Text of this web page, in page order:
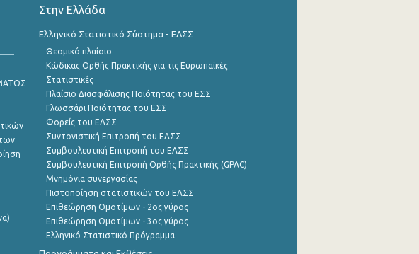
Στην Ελλάδα
Ελληνικό Στατιστικό Σύστημα - ΕΛΣΣ
Θεσμικό πλαίσιο
Κώδικας Ορθής Πρακτικής για τις Ευρωπαϊκές
Στατιστικές
Πλαίσιο Διασφάλισης Ποιότητας του ΕΣΣ
Γλωσσάρι Ποιότητας του ΕΣΣ
Φορείς του ΕΛΣΣ
Συντονιστική Επιτροπή του ΕΛΣΣ
Συμβουλευτική Επιτροπή του ΕΛΣΣ
Συμβουλευτική Επιτροπή Ορθής Πρακτικής (GPAC)
Μνημόνια συνεργασίας
Πιστοποίηση στατιστικών του ΕΛΣΣ
Επιθεώρηση Ομοτίμων - 2ος γύρος
Επιθεώρηση Ομοτίμων - 3ος γύρος
Ελληνικό Στατιστικό Πρόγραμμα